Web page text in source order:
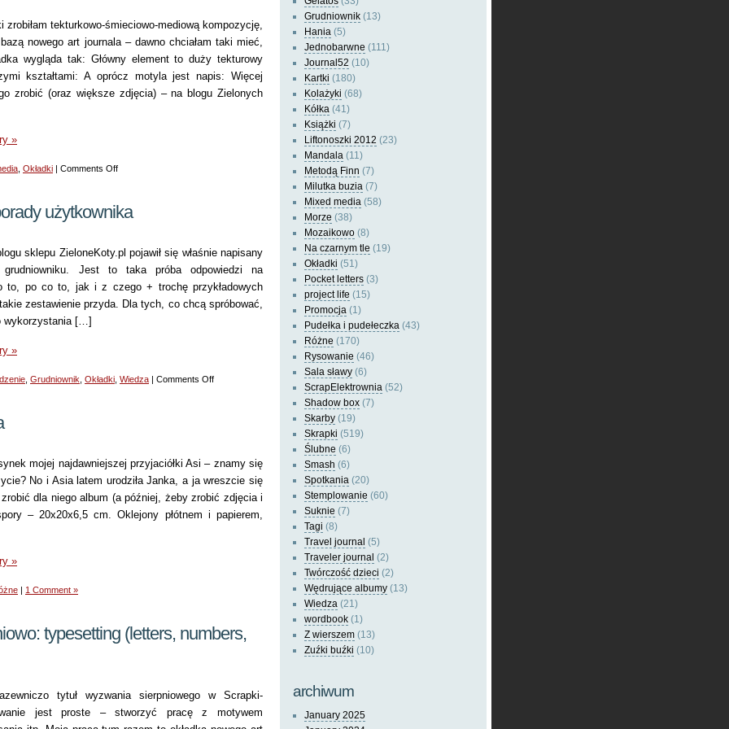
zrobiłam tekturkowo-śmieciowo-mediową kompozycję,
nowego art journala – dawno chciałam taki mieć,
wygląda tak: Główny element to duży tekturowy
kształtami: A oprócz motyla jest napis: Więcej
zrobić (oraz większe zdjęcia) – na blogu Zielonych
»
Okładki | Comments Offon
art
użytkownika
sklepu ZieloneKoty.pl pojawił się właśnie napisany
Jest to taka próba odpowiedzi na
to, po co to, jak i z czego + trochę przykładowych
zestawienie przyda. Dla tych, co chcą spróbować,
wykorzystania […]
»
Grudniownik Okładki Wiedza | Comments Offon
mojej najdawniejszej przyjaciółki Asi – znamy się
No i Asia latem urodziła Janka, a ja wreszcie się
dla niego album (a później, żeby zrobić zdjęcia i
– 20x20x6,5 cm. Oklejony płótnem i papierem,
»
| 1 Comment »
typesetting (letters, numbers,
tytuł wyzwania sierpniowego w Scrapki-
jest proste – stworzyć pracę z motywem
Grudniownik (13)
Hania (5)
Jednobarwne (111)
Journal52 (10)
Kartki (180)
Kolażyki (68)
Kółka (41)
Książki (7)
Liftonoszki 2012 (23)
Mandala (11)
Metodą Finn (7)
Milutka buzia (7)
Mixed media (58)
Morze (38)
Mozaikowo (8)
Na czarnym tle (19)
Okładki (51)
Pocket letters (3)
project life (15)
Promocja (1)
Pudełka i pudełeczka (43)
Różne (170)
Rysowanie (46)
Sala sławy (6)
ScrapElektrownia (52)
Shadow box (7)
Skarby (19)
Skrapki (519)
Ślubne (6)
Smash (6)
Spotkania (20)
Stemplowanie (60)
Suknie (7)
Tagi (8)
Travel journal (5)
Traveler journal (2)
Twórczość dzieci (2)
Wędrujące albumy (13)
Wiedza (21)
wordbook (1)
Z wierszem (13)
Zuźki buźki (10)
archiwum
January 2025